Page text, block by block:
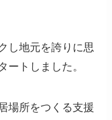
し地元を誇りに思
ートしました。
場所をつくる支援